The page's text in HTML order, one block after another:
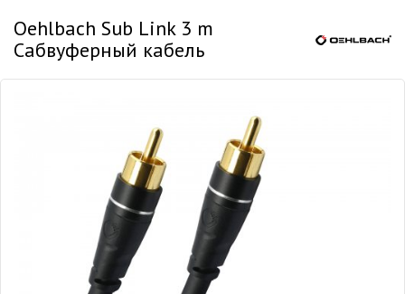
Oehlbach Sub Link 3 m
Сабвуферный кабель